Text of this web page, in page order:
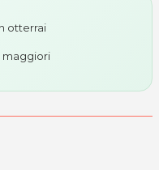
otterrai
maggiori